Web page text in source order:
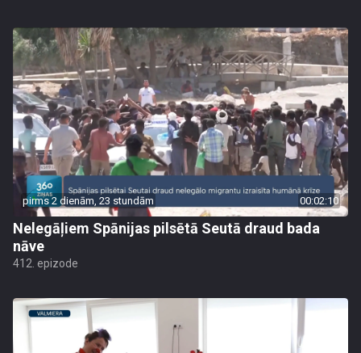
pirms 2 dienām, 23 stundām 00:02:10
Nelegāļiem Spānijas pilsētā Seutā draud bada
nāve
412. epizode